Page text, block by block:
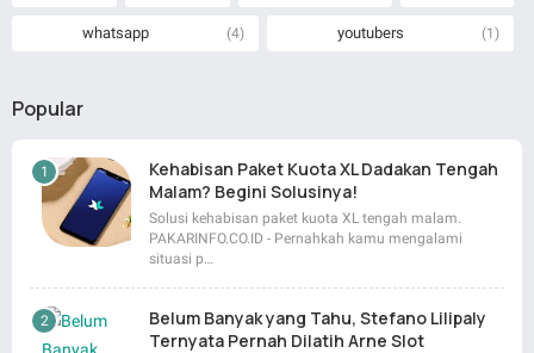
whatsapp (4) youtubers (1)
Popular
Kehabisan Paket Kuota XL Dadakan Tengah
Malam? Begini Solusinya!
Solusi kehabisan paket kuota XL tengah malam.
PAKARINFO.CO.ID - Pernahkah kamu mengalami
situasi p…
Belum Banyak yang Tahu, Stefano Lilipaly
Ternyata Pernah Dilatih Arne Slot